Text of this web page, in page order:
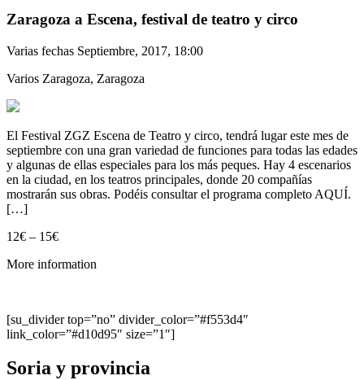
Zaragoza a Escena, festival de teatro y circo
Varias fechas Septiembre, 2017, 18:00
Varios Zaragoza, Zaragoza
El Festival ZGZ Escena de Teatro y circo, tendrá lugar este mes de
septiembre con una gran variedad de funciones para todas las edades
y algunas de ellas especiales para los más peques. Hay 4 escenarios
en la ciudad, en los teatros principales, donde 20 compañías
mostrarán sus obras. Podéis consultar el programa completo AQUÍ.
[…]
12€ – 15€
More information
[su_divider top=”no” divider_color=”#f553d4″
link_color=”#d10d95″ size=”1″]
Soria y provincia